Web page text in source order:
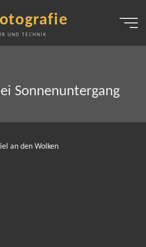
UND TECHNIK
Sonnenuntergang
an den Wolken